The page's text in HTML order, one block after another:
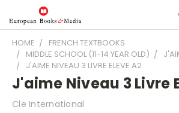
HOME
FRENCH TEXTBOOKS
MIDDLE SCHOOL (11-14 YEAR OLD)
J'AIME NIVEAU 3 LIVRE ELEVE A2
J'aime Niveau 3 Livre
Cle International